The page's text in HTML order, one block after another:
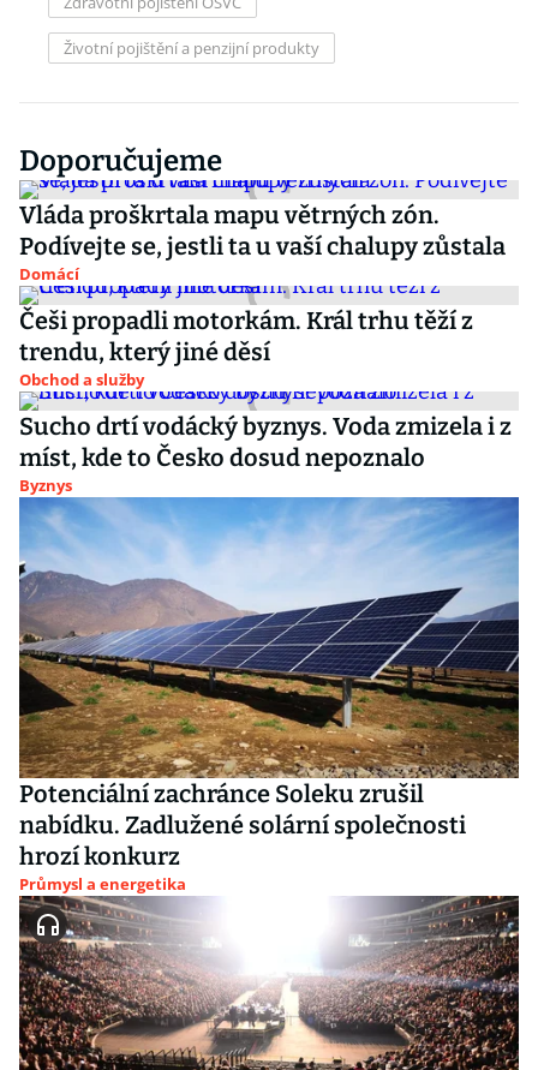
Životní pojištění a penzijní produkty
Doporučujeme
Vláda proškrtala mapu větrných zón.
Podívejte se, jestli ta u vaší chalupy zůstala
Domácí
Češi propadli motorkám. Král trhu těží z
trendu, který jiné děsí
Obchod a služby
Sucho drtí vodácký byznys. Voda zmizela i z
míst, kde to Česko dosud nepoznalo
Byznys
Potenciální zachránce Soleku zrušil
nabídku. Zadlužené solární společnosti
hrozí konkurz
Průmysl a energetika